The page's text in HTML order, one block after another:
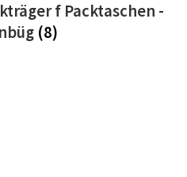
f Packtaschen -
(8)